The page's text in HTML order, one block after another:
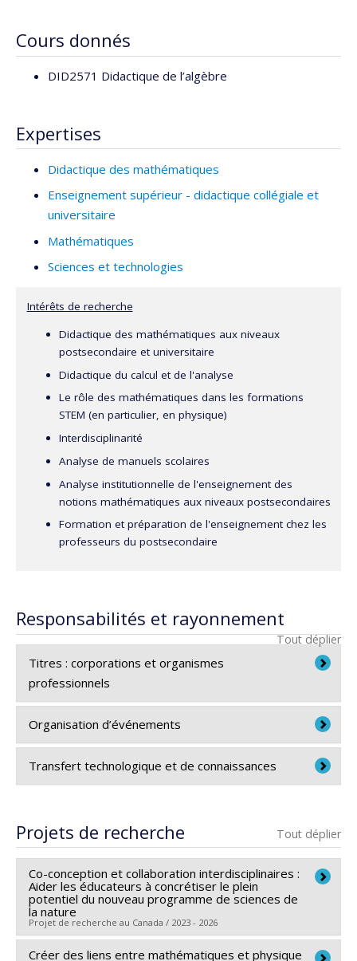
Cours donnés
DID2571 Didactique de l’algèbre
Expertises
Didactique des mathématiques
Enseignement supérieur - didactique collégiale et
universitaire
Mathématiques
Sciences et technologies
Intérêts de recherche
Didactique des mathématiques aux niveaux
postsecondaire et universitaire
Didactique du calcul et de l'analyse
Le rôle des mathématiques dans les formations
STEM (en particulier, en physique)
Interdisciplinarité
Analyse de manuels scolaires
Analyse institutionnelle de l'enseignement des
notions mathématiques aux niveaux postsecondaires
Formation et préparation de l'enseignement chez les
professeurs du postsecondaire
Responsabilités et rayonnement
Tout déplier
Titres : corporations et organismes
professionnels
Collège Dawson
Professeur de mathématiques
IBO[International Baccalaureate Organisation -
Organisation du Baccalauréat International]
Consultante
Organisation d’événements
CERME [Congress of the European Society for
Research in Mathematics Education]
février 2025 ; CERME13, Hongrie, juillet 2023–
Co-coordinateur (jeune chercheur) du Groupe de
universitaires).
Transfert technologique et de connaissances
jumelé calcul différentiel - mécanique au collège
Dawson dans le cadre d'unerecherche
financée par PAREA (Programme
d'Aide à la Recherche sur l'Enseignement et
l'Apprentissage)
Projets de recherche Tout déplier
Co-conception et collaboration interdisciplinaires :
Aider les éducateurs à concrétiser le plein
potentiel du nouveau programme de sciences de
la nature
Projet de recherche au Canada / 2023 - 2026
Co-chercheurs : Mathilde Hitier,Elizabeth Charles
Créer des liens entre mathématiques et physique